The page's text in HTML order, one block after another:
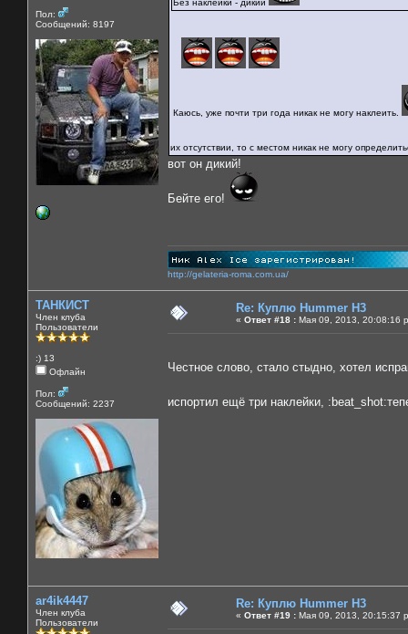
Пол:
Сообщений: 8197
Без наклейки - дикий
Каюсь, уже почти три года никак не могу наклеить.
их отсутствии, то с местом никак не могу
вот он дикий!
Бейте его!
http://gelateria-roma.com.ua/
ТАНКИСТ
Член клуба
Пользователи
:) 13
Офлайн
Пол:
Сообщений: 2237
Re: Куплю Hummer H3
« Ответ #18 : Мая 09, 2013, 20:08:16
Честное слово, стало стыдно, хотел
испортил ещё три наклейки,
ar4ik4447
Член клуба
Пользователи
Re: Куплю Hummer H3
« Ответ #19 : Мая 09, 2013, 20:15:37